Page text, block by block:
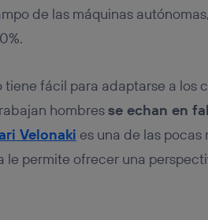
de las máquinas
fácil para adaptarse a los
hombresse echan en
Velonaki es una de las
le permite ofrecer una